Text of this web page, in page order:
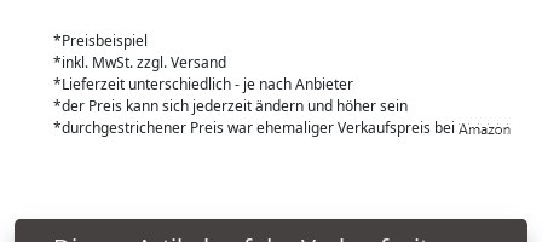
*Preisbeispiel
*inkl. MwSt. zzgl. Versand
*Lieferzeit unterschiedlich - je nach Anbieter
*der Preis kann sich jederzeit ändern und höher sein
*durchgestrichener Preis war ehemaliger Verkaufspreis bei